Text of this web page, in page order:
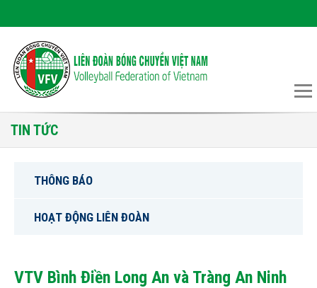
TIN TỨC
THÔNG BÁO
HOẠT ĐỘNG LIÊN ĐOÀN
VTV Bình Điền Long An và Tràng An Ninh